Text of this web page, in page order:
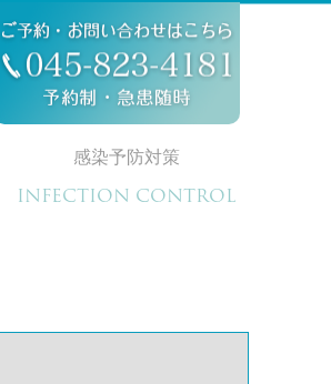
感染予防対策
INFECTION CONTROL